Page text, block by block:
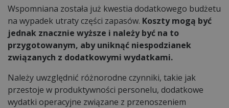
Wspomniana została już kwestia dodatkowego budżetu
na wypadek utraty części zapasów. Koszty mogą być
jednak znacznie wyższe i należy być na to
przygotowanym, aby uniknąć niespodzianek
związanych z dodatkowymi wydatkami.
Należy uwzględnić różnorodne czynniki, takie jak
przestoje w produktywności personelu, dodatkowe
wydatki operacyjne związane z przenoszeniem